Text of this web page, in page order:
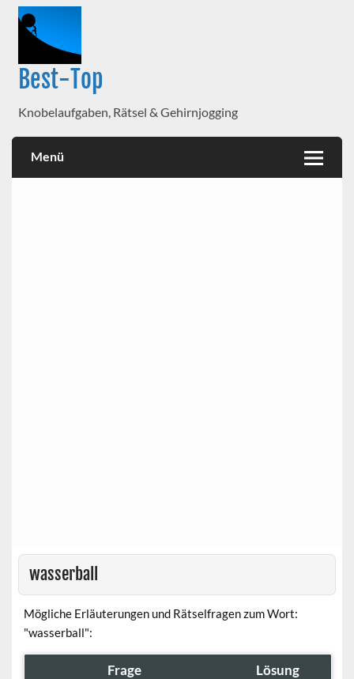
Best-Top
Knobelaufgaben, Rätsel & Gehirnjogging
Menü
wasserball
Mögliche Erläuterungen und Rätselfragen zum Wort:
"wasserball":
Frage Lösung